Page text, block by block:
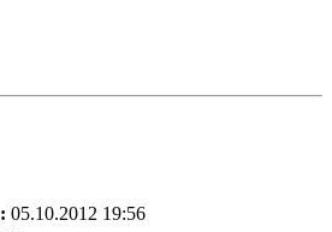
05.10.2012 19:56